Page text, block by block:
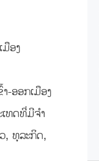
ອງ
-ອອກເມືອງ
ທດທີ່ມີຈໍາ
, ທຸລະກິດ,